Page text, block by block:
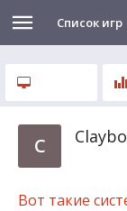
Список игр
C
Вот такие